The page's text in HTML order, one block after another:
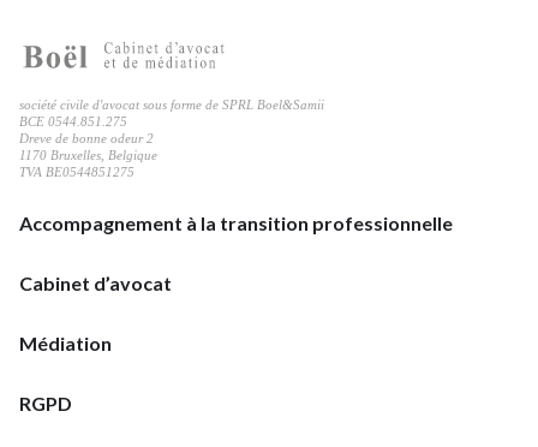
société civile d'avocat sous forme de SPRL Boel&Samii
BCE 0544.851.275
Dreve de bonne odeur 2
1170 Bruxelles, Belgique
TVA BE0544851275
Accompagnement à la transition professionnelle
Cabinet d’avocat
Médiation
RGPD
profil
LinkedIn